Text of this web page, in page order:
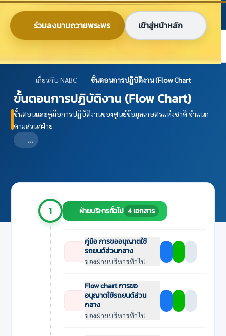
ร่วมลงนามถวายพระพร เข้าสู่หน้าหลัก
ข้ามไปยังเนื้อหาหลัก
ก ก ก ไทย EN
เกี่ยวกับ NABC ขั้นตอนการปฏิบัติงาน (Flow Chart)
ขั้นตอนการปฏิบัติงาน (Flow Chart)
ขั้นตอนและคู่มือการปฏิบัติงานของศูนย์ข้อมูลเกษตรแห่งชาติ จำแนก
ตามส่วน/ฝ่าย
…
1 ฝ่ายบริหารทั่วไป 4 เอกสาร
คู่มือ การขออนุญาตใช้
รถยนต์ส่วนกลาง
ของฝ่ายบริหารทั่วไป
Flow chart การขอ
อนุญาตใช้รถยนต์ส่วน
กลาง
ของฝ่ายบริหารทั่วไป